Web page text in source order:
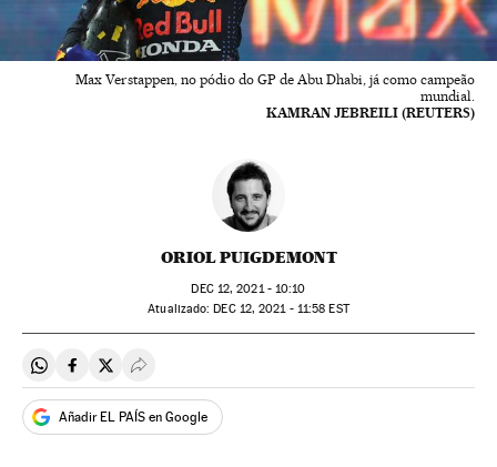
Max Verstappen, no pódio do GP de Abu Dhabi, já como campeão
mundial.
KAMRAN JEBREILI (REUTERS)
ORIOL PUIGDEMONT
DEC12, 2021 - 10:10
atualizado: DEC12, 2021 - 11:58 EST
Compartir en Whatsapp
Compartir en Facebook
Compartir en Twitter
Desplegar Redes Sociales
Añadir EL PAÍS en Google